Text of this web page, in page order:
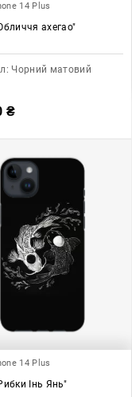
14 Plus
ахегао"
Чорний матовий
₴
14 Plus
Інь Янь"